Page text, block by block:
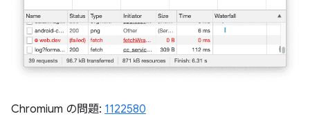
Chromium の問題: 1122580